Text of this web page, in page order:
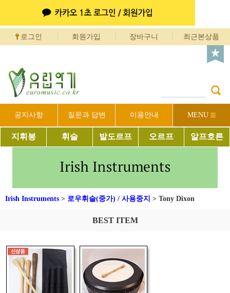
로그인 회원가입 장바구니 최근본상품
공지사항 질문과 답변 이용안내 MENU
지휘봉 휘슬 발도르프 오르프 알프호른
Irish Instruments > 로우휘슬(중가) / 사용중지 > Tony Dixon
BEST ITEM